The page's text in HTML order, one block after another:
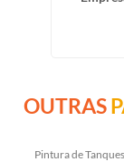
OUTRAS
Pintura de